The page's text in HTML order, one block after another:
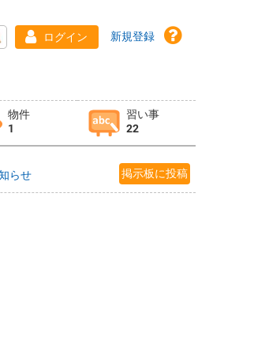
ログイン 新規登録
物件
1
習い事
22
らせ 掲示板に投稿